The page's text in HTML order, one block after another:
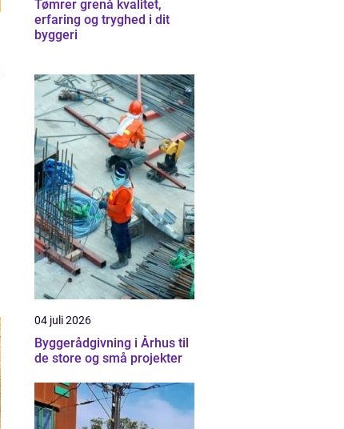
Tømrer grenå kvalitet,
erfaring og tryghed i dit
byggeri
04 juli 2026
Byggerådgivning i Århus til
de store og små projekter